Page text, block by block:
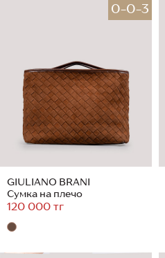
0-0-3
GIULIANO BRANI
Сумка на плечо
120 000 тг